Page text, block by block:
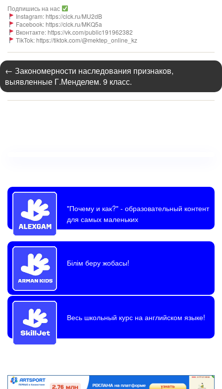
Подпишись на нас
Instagram: https://clck.ru/MU2dB
Facebook: https://clck.ru/MKQ5a
Вконтакте: https://vk.com/public191962382
TikTok: https://tiktok.com/@mektep_online_kz
← Закономерности наследования признаков,
выявленные Г.Менделем. 9 класс.
"Почему и как?"- образовательный контент
для самых маленьких
Білім беру жобасы!
Весь школьный курс на английском языке!